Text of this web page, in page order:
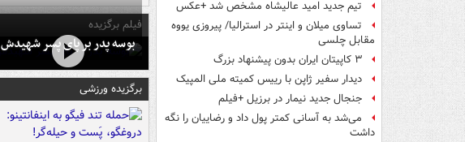
تیم جدید امید عالیشاه مشخص شد +عکس
تساوی میلان و اینتر در استرالیا/ پیروزی یووه
مقابل چلسی
۳ کاپیتان ایران بدون پیشنهاد بزرگ
دیدار سفیر ژاپن با رییس کمیته ملی المپیک
جنجال جدید نیمار در برزیل +فیلم
می‌شد به آسانی کمتر پول داد و رضاییان را نگه
داشت
فیلم برگزیده
بوسه‌ پدر بر پای پسر شهیدش
برگزیده ورزشی